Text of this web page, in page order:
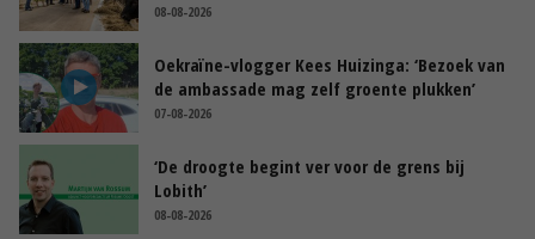
08-08-2026
Oekraïne-vlogger Kees Huizinga: ‘Bezoek van
de ambassade mag zelf groente plukken’
07-08-2026
‘De droogte begint ver voor de grens bij
Lobith’
08-08-2026